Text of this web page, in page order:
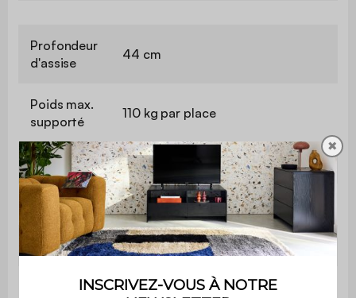
Profondeur
d'assise
44 cm
Poids max.
supporté
110 kg par place
Utilisation Intérieur
Usage Usage domestique uniquement
Garantie 2 ans
Le produit est livré en kit à monter
✖